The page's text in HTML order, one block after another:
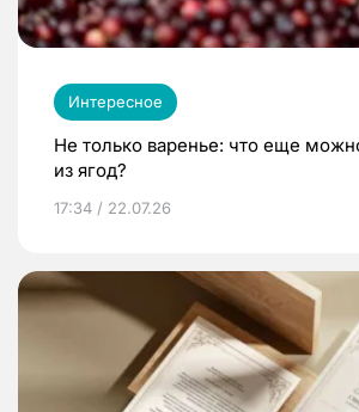
Интересное
Не только варенье: что еще
из ягод?
17:34 / 22.07.26